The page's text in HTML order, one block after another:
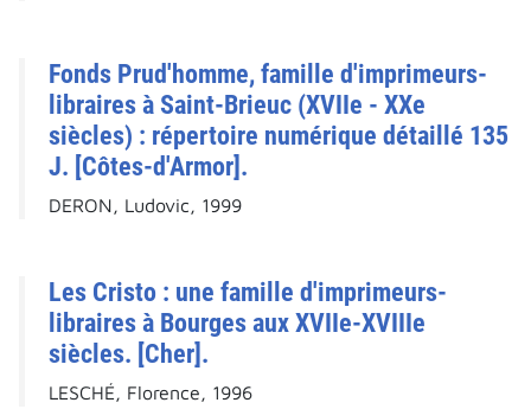
Fonds Prud'homme, famille d'imprimeurs-
libraires à Saint-Brieuc (XVIIe - XXe
siècles) : répertoire numérique détaillé 135
J. [Côtes-d'Armor].
DERON, Ludovic, 1999
Les Cristo : une famille d'imprimeurs-
libraires à Bourges aux XVIIe-XVIIIe
siècles. [Cher].
LESCHÉ, Florence, 1996